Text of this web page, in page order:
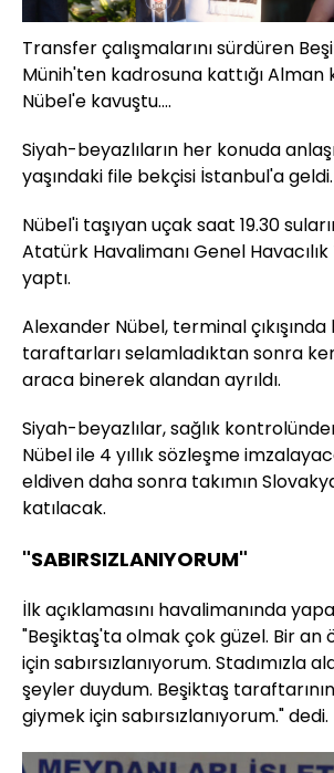
Transfer çalışmalarını sürdüren
Münih'ten kadrosuna kattığı
Nübel'e kavuştu....
Siyah-beyazlıların her konuda
yaşındaki file bekçisi İstanbul'a geldi.
Nübel'i taşıyan uçak saat 19.30
Atatürk Havalimanı Genel
yaptı.
Alexander Nübel, terminal
taraftarları selamladıktan sonra
araca binerek alandan ayrıldı.
Siyah-beyazlılar, sağlık
Nübel ile 4 yıllık sözleşme
eldiven daha sonra takımın
katılacak.
"SABIRSIZLANIYORUM"
İlk açıklamasını havalimanında
"Beşiktaş'ta olmak çok güzel. Bir an
için sabırsızlanıyorum. Stadımızla
şeyler duydum. Beşiktaş
giymek için sabırsızlanıyorum." dedi.